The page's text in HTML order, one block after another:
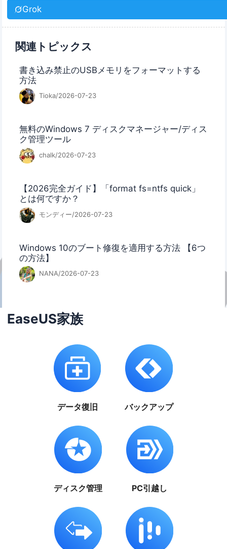
Grok
関連トピックス
書き込み禁止のUSBメモリをフォーマットする
方法
Tioka/2026-07-23
無料のWindows 7 ディスクマネージャー/ディス
ク管理ツール
chalk/2026-07-23
【2026完全ガイド】「format fs=ntfs quick」
とは何ですか？
モンディー/2026-07-23
Windows 10のブート修復を適用する方法 【6つ
の方法】
NANA/2026-07-23
EaseUS家族
データ復旧 バックアップ
ディスク管理 PC引越し